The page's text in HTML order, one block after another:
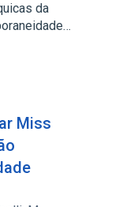
da
Miss